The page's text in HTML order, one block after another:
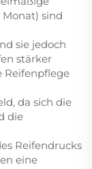
sind
sie jedoch
stärker
Reifenpflege
da sich die
die
Reifendrucks
eine